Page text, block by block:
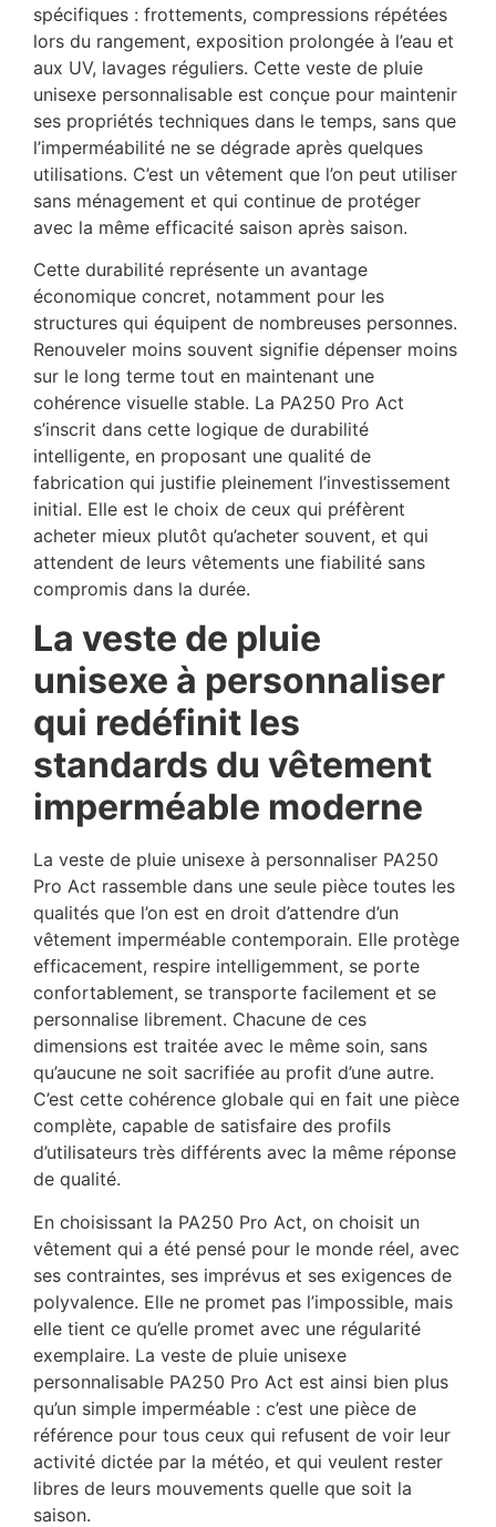
spécifiques : frottements, compressions répétées
lors du rangement, exposition prolongée à l’eau et
aux UV, lavages réguliers. Cette veste de pluie
unisexe personnalisable est conçue pour maintenir
ses propriétés techniques dans le temps, sans que
l’imperméabilité ne se dégrade après quelques
utilisations. C’est un vêtement que l’on peut utiliser
sans ménagement et qui continue de protéger
avec la même efficacité saison après saison.
Cette durabilité représente un avantage
économique concret, notamment pour les
structures qui équipent de nombreuses personnes.
Renouveler moins souvent signifie dépenser moins
sur le long terme tout en maintenant une
cohérence visuelle stable. La PA250 Pro Act
s’inscrit dans cette logique de durabilité
intelligente, en proposant une qualité de
fabrication qui justifie pleinement l’investissement
initial. Elle est le choix de ceux qui préfèrent
acheter mieux plutôt qu’acheter souvent, et qui
attendent de leurs vêtements une fiabilité sans
compromis dans la durée.
La veste de pluie
unisexe à personnaliser
qui redéfinit les
standards du vêtement
imperméable moderne
La veste de pluie unisexe à personnaliser PA250
Pro Act rassemble dans une seule pièce toutes les
qualités que l’on est en droit d’attendre d’un
vêtement imperméable contemporain. Elle protège
efficacement, respire intelligemment, se porte
confortablement, se transporte facilement et se
personnalise librement. Chacune de ces
dimensions est traitée avec le même soin, sans
qu’aucune ne soit sacrifiée au profit d’une autre.
C’est cette cohérence globale qui en fait une pièce
complète, capable de satisfaire des profils
d’utilisateurs très différents avec la même réponse
de qualité.
En choisissant la PA250 Pro Act, on choisit un
vêtement qui a été pensé pour le monde réel, avec
ses contraintes, ses imprévus et ses exigences de
polyvalence. Elle ne promet pas l’impossible, mais
elle tient ce qu’elle promet avec une régularité
exemplaire. La veste de pluie unisexe
personnalisable PA250 Pro Act est ainsi bien plus
qu’un simple imperméable : c’est une pièce de
référence pour tous ceux qui refusent de voir leur
activité dictée par la météo, et qui veulent rester
libres de leurs mouvements quelle que soit la
saison.